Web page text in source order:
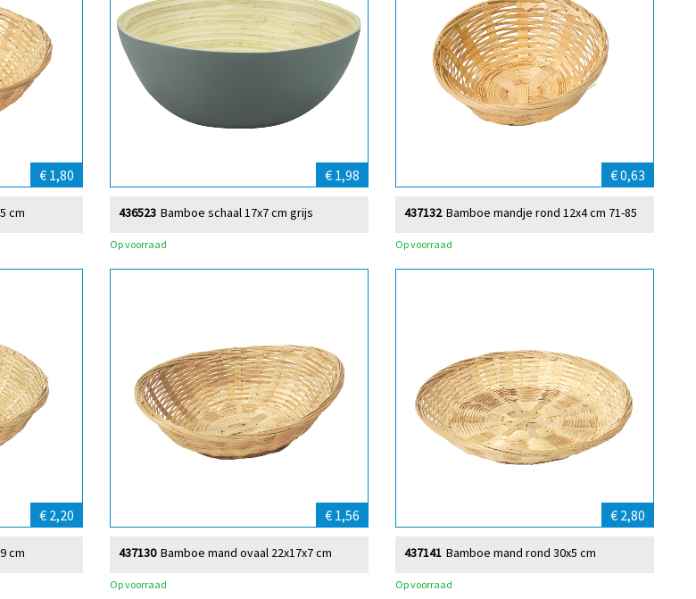
€ 1,80
cm
€ 1,98
Bamboe schaal 17x7 cm grijs
436523
Op voorraad
€ 0,63
Bamboe mandje rond 12x4 cm 71-85
437132
Op voorraad
€ 2,20
cm
€ 1,56
Bamboe mand ovaal 22x17x7 cm
437130
Op voorraad
€ 2,80
Bamboe mand rond 30x5 cm
437141
Op voorraad